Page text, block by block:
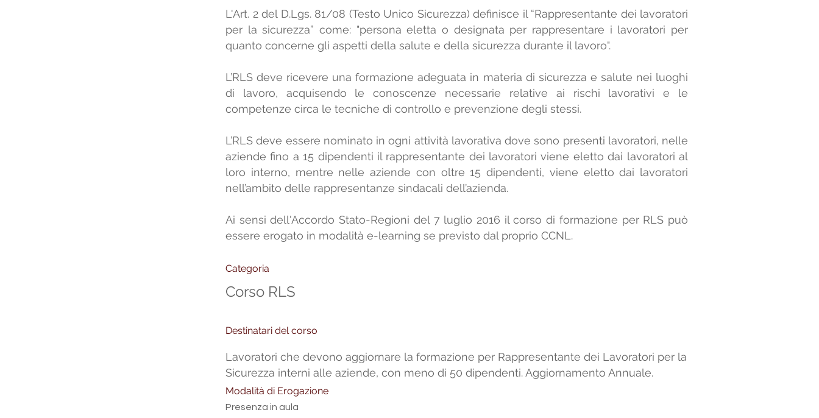
L'Art. 2 del D.Lgs. 81/08 (Testo Unico Sicurezza) definisce il “Rappresentante dei lavoratori
per la sicurezza” come: "persona eletta o designata per rappresentare i lavoratori per
quanto concerne gli aspetti della salute e della sicurezza durante il lavoro".
L’RLS deve ricevere una formazione adeguata in materia di sicurezza e salute nei luoghi
di lavoro, acquisendo le conoscenze necessarie relative ai rischi lavorativi e le
competenze circa le tecniche di controllo e prevenzione degli stessi.
L’RLS deve essere nominato in ogni attività lavorativa dove sono presenti lavoratori, nelle
aziende fino a 15 dipendenti il rappresentante dei lavoratori viene eletto dai lavoratori al
loro interno, mentre nelle aziende con oltre 15 dipendenti, viene eletto dai lavoratori
nell’ambito delle rappresentanze sindacali dell’azienda.
Ai sensi dell'Accordo Stato-Regioni del 7 luglio 2016 il corso di formazione per RLS può
essere erogato in modalità e-learning se previsto dal proprio CCNL.
Categoria
Corso RLS
Destinatari del corso
Lavoratori che devono aggiornare la formazione per Rappresentante dei Lavoratori per la
Sicurezza interni alle aziende, con meno di 50 dipendenti. Aggiornamento Annuale.
Modalità di Erogazione
Presenza in aula